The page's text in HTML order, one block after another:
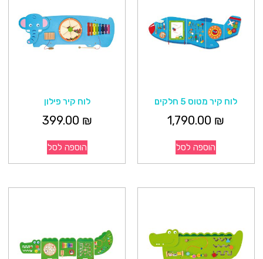
לוח קיר מטוס 5 חלקים
1,790.00 ₪
הוספה לסל
לוח קיר פילון
399.00 ₪
הוספה לסל